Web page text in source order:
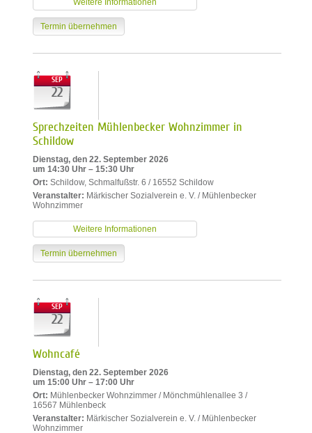
Weitere Informationen
Termin übernehmen
SEP
22
Sprechzeiten Mühlenbecker Wohnzimmer in
Schildow
Dienstag, den 22. September 2026
um 14:30 Uhr – 15:30 Uhr
Ort: Schildow, Schmalfußstr. 6 / 16552 Schildow
Veranstalter: Märkischer Sozialverein e. V. / Mühlenbecker
Wohnzimmer
Weitere Informationen
Termin übernehmen
SEP
22
Wohncafé
Dienstag, den 22. September 2026
um 15:00 Uhr – 17:00 Uhr
Ort: Mühlenbecker Wohnzimmer / Mönchmühlenallee 3 /
16567 Mühlenbeck
Veranstalter: Märkischer Sozialverein e. V. / Mühlenbecker
Wohnzimmer